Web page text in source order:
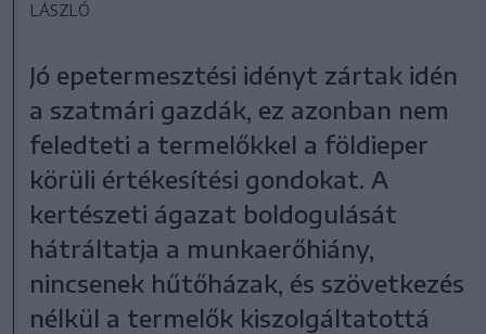
LÁSZLÓ
Jó epetermesztési idényt zártak idén
a szatmári gazdák, ez azonban nem
feledteti a termelőkkel a földieper
körüli értékesítési gondokat. A
kertészeti ágazat boldogulását
hátráltatja a munkaerőhiány,
nincsenek hűtőházak, és szövetkezés
nélkül a termelők kiszolgáltatottá